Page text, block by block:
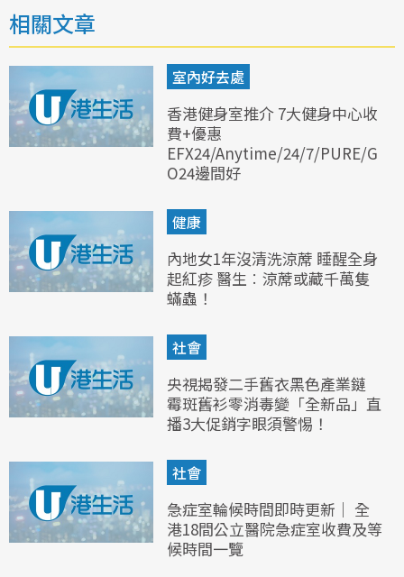
相關文章
室內好去處
香港健身室推介 7大健身中心收
費+優惠
EFX24/Anytime/24/7/PURE/G
O24邊間好
健康
內地女1年沒清洗涼蓆 睡醒全身
起紅疹 醫生︰涼蓆或藏千萬隻
蟎蟲！
社會
央視揭發二手舊衣黑色產業鏈
霉斑舊衫零消毒變「全新品」直
播3大促銷字眼須警惕！
社會
急症室輪候時間即時更新｜ 全
港18間公立醫院急症室收費及等
候時間一覽